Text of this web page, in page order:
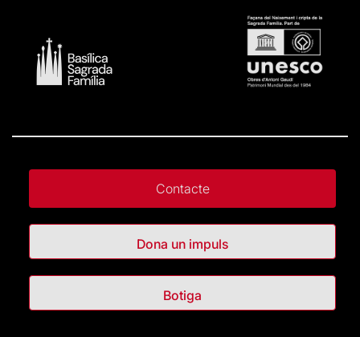
Contacte
Dona un impuls
Botiga